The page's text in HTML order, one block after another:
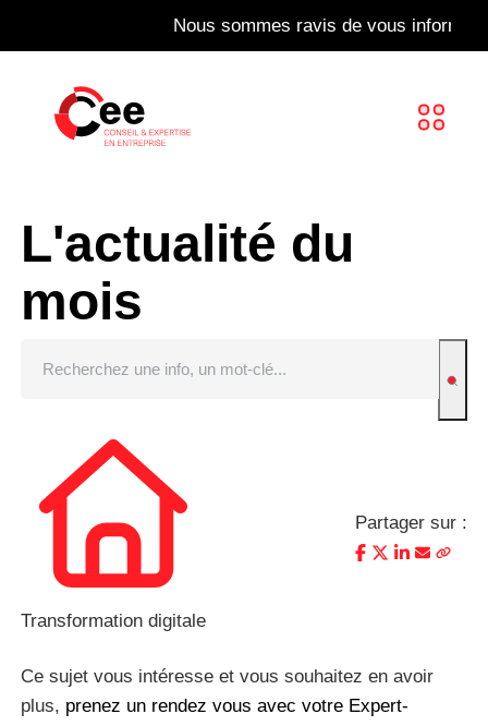
Nous sommes ravis de vous informer
L'actualité du
mois
Transformation digitale
Partager sur :
Ce sujet vous intéresse et vous souhaitez en avoir
plus, prenez un rendez vous avec votre Expert-